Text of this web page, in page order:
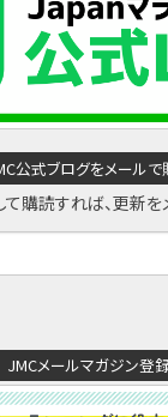
公式ブログをメールで
購読すれば、更新を
JMCメールマガジン登